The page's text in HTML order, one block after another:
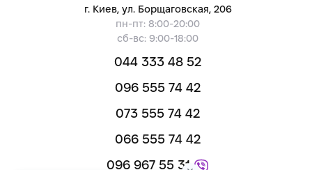
г. Киев, ул. Борщаговская, 206
пн-пт: 8:00-20:00
сб-вс: 9:00-18:00
044 333 48 52
096 555 74 42
073 555 74 42
066 555 74 42
096 967 55 31